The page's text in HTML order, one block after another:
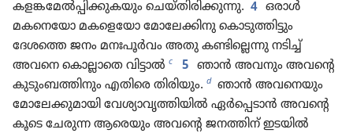
കളങ്ക​മേൽപ്പി​ക്കു​ക​യും ചെയ്‌തി​രി​ക്കു​ന്നു. 4 ഒരാൾ
മകനെ​യോ മകളെ​യോ മോ​ലേ​ക്കി​നു കൊടു​ത്തി​ട്ടും
ദേശത്തെ ജനം മനഃപൂർവം അതു കണ്ടി​ല്ലെന്നു നടിച്ച്‌
അവനെ കൊല്ലാ​തെ വിട്ടാൽ c 5 ഞാൻ അവനും അവന്റെ
കുടും​ബ​ത്തി​നും എതിരെ തിരി​യും. d ഞാൻ അവനെ​യും
മോ​ലേ​ക്കു​മാ​യി വേശ്യാ​വൃ​ത്തി​യിൽ ഏർപ്പെ​ടാൻ അവന്റെ​
കൂ​ടെ ചേരുന്ന ആരെയും അവന്റെ ജനത്തിന്‌ ഇടയിൽ